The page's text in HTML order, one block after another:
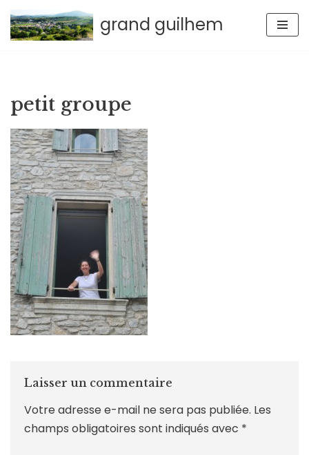
Aller
grand guilhem
petit groupe
Laisser un commentaire
Votre adresse e-mail ne sera pas publiée. Les
champs obligatoires sont indiqués avec *